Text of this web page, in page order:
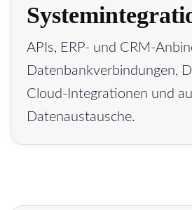
APIs, ERP- und CRM-
Datenbankverbindungen,
Cloud-Integrationen und
Datenaustausche.